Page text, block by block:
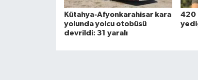
Kütahya-Afyonkarahisar kara
yolunda yolcu otobüsü
devrildi: 31 yaralı
420